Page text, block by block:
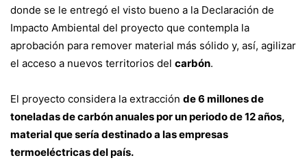
donde se le entregó el visto bueno a la Declaración de
Impacto Ambiental del proyecto que contempla la
aprobación para remover material más sólido y, así, agilizar
el acceso a nuevos territorios del carbón.
El proyecto considera la extracción de 6 millones de
toneladas de carbón anuales por un periodo de 12 años,
material que sería destinado a las empresas
termoeléctricas del país.